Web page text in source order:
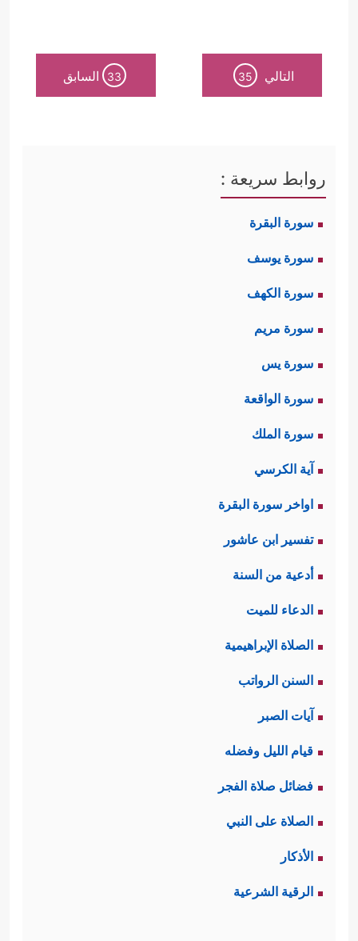
التالي 35
33 السابق
روابط سريعة :
سورة البقرة
سورة يوسف
سورة الكهف
سورة مريم
سورة يس
سورة الواقعة
سورة الملك
آية الكرسي
اواخر سورة البقرة
تفسير ابن عاشور
أدعية من السنة
الدعاء للميت
الصلاة الإبراهيمية
السنن الرواتب
آيات الصبر
قيام الليل وفضله
فضائل صلاة الفجر
الصلاة على النبي
الأذكار
الرقية الشرعية